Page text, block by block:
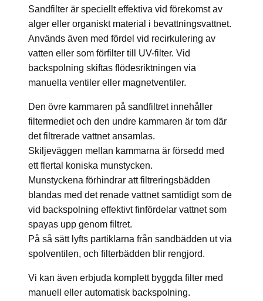
Sandfilter är speciellt effektiva vid förekomst av
alger eller organiskt material i bevattningsvattnet.
Används även med fördel vid recirkulering av
vatten eller som förfilter till UV-filter. Vid
backspolning skiftas flödesriktningen via
manuella ventiler eller magnetventiler.
Den övre kammaren på sandfiltret innehåller
filtermediet och den undre kammaren är tom där
det filtrerade vattnet ansamlas.
Skiljeväggen mellan kammarna är försedd med
ett flertal koniska munstycken.
Munstyckena förhindrar att filtreringsbädden
blandas med det renade vattnet samtidigt som de
vid backspolning effektivt finfördelar vattnet som
spayas upp genom filtret.
På så sätt lyfts partiklarna från sandbädden ut via
spolventilen, och filterbädden blir rengjord.
Vi kan även erbjuda komplett byggda filter med
manuell eller automatisk backspolning.